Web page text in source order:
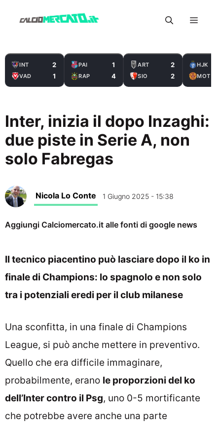
Menu
INT 2
VAD 1
PAI 1
RAP 4
ART 2
SIO 2
HJK
MOT
Inter, inizia il dopo Inzaghi:
due piste in Serie A, non
solo Fabregas
Nicola Lo Conte 1 Giugno 2025 - 15:38
Aggiungi Calciomercato.it alle fonti di google news
Il tecnico piacentino può lasciare dopo il ko in
finale di Champions: lo spagnolo e non solo
tra i potenziali eredi per il club milanese
Una sconfitta, in una finale di Champions
League, si può anche mettere in preventivo.
Quello che era difficile immaginare,
probabilmente, erano le proporzioni del ko
dell’Inter contro il Psg, uno 0-5 mortificante
che potrebbe avere anche una parte